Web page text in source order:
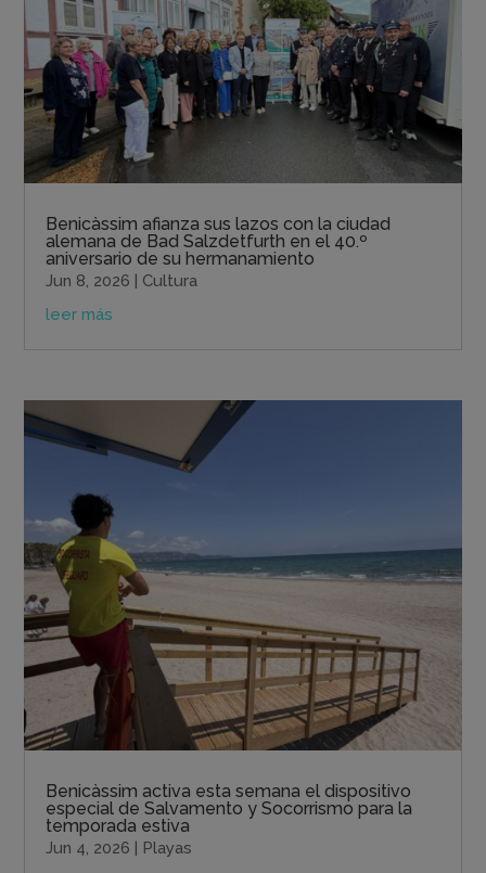
Benicàssim afianza sus lazos con la ciudad
alemana de Bad Salzdetfurth en el 40.º
aniversario de su hermanamiento
Jun 8, 2026 | Cultura
leer más
Benicàssim activa esta semana el dispositivo
especial de Salvamento y Socorrismo para la
temporada estiva
Jun 4, 2026 | Playas